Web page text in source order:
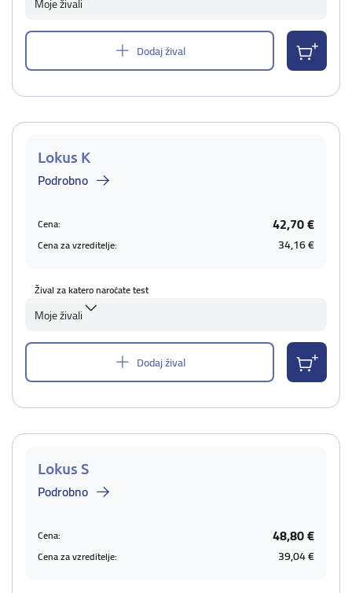
Dodaj žival
Lokus K
Podrobno
Cena: 42,70 €
Cena za vzreditelje: 34,16 €
Žival za katero naročate test
Moje živali
Dodaj žival
Lokus S
Podrobno
Cena: 48,80 €
Cena za vzreditelje: 39,04 €